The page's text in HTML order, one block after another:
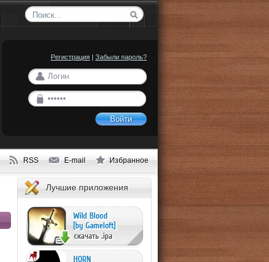
Регистрация | Забыли пароль?
Войти
RSS E-mail Избранное
Лучшие приложения